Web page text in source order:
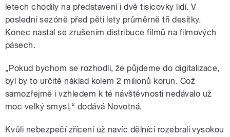
pause
letech chodily na představení i dvě tisícovky lidí. V
poslední sezóně před pěti lety průměrně tři desítky.
Konec nastal se zrušením distribuce filmů na filmových
pásech.
„Pokud bychom se rozhodli, že půjdeme do digitalizace,
byl by to určitě náklad kolem 2 milionů korun. Což
samozřejmě i vzhledem k té návštěvnosti nedávalo už
moc velký smysl,“ dodává Novotná.
Kvůli nebezpečí zřícení už navíc dělníci rozebrali vysokou